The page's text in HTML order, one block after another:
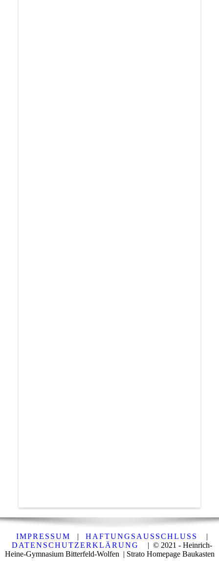
IMPRESSUM | HAFTUNGSAUSSCHLUSS
|
DATENSCHUTZERKLÄRUNG
| © 2021 - Heinrich-
Heine-Gymnasium Bitterfeld-Wolfen | Strato Homepage Baukasten